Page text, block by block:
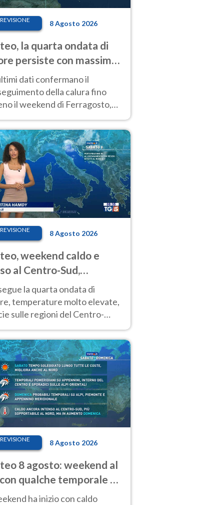
8 Agosto 2026
la quarta ondata di
persiste con massime
molto elevate
dati confermano il
della calura fino
il weekend di Ferragosto,
prossima
8 Agosto 2026
weekend caldo e
al Centro-Sud,
sui rilievi
la quarta ondata di
temperature molto elevate,
sulle regioni del Centro-
montuose
8 Agosto 2026
8 agosto: weekend al
qualche temporale e
estremo al Centro-Sud
ha inizio con caldo